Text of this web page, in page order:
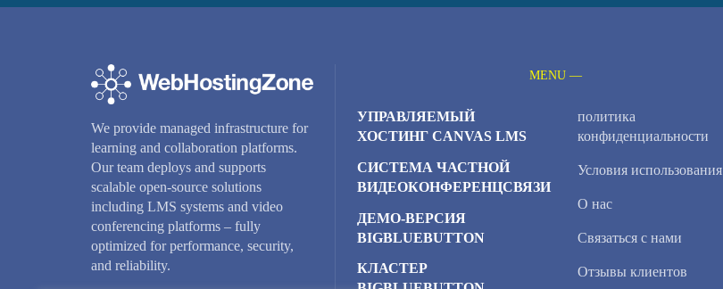
We provide managed infrastructure for
learning and collaboration platforms.
Our team deploys and supports
scalable open-source solutions
including LMS systems and video
conferencing platforms – fully
optimized for performance, security,
and reliability.
MENU —
УПРАВЛЯЕМЫЙ
ХОСТИНГ CANVAS LMS
СИСТЕМА ЧАСТНОЙ
ВИДЕОКОНФЕРЕНЦСВЯЗИ
ДЕМО-ВЕРСИЯ
BIGBLUEBUTTON
КЛАСТЕР
политика
конфиденциальности
Условия использования
О нас
Связаться с нами
Отзывы клиентов